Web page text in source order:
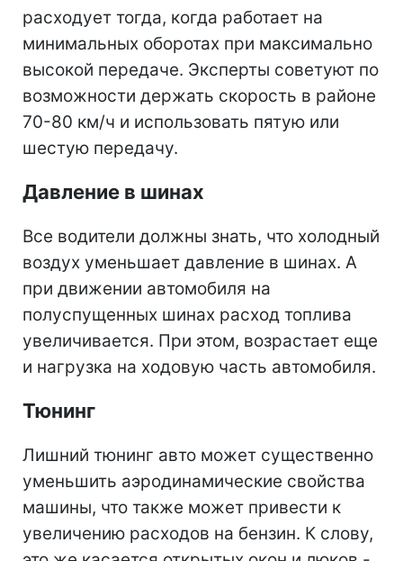
расходует тогда, когда работает на
минимальных оборотах при максимально
высокой передаче. Эксперты советуют по
возможности держать скорость в районе
70-80 км/ч и использовать пятую или
шестую передачу.
Давление в шинах
Все водители должны знать, что холодный
воздух уменьшает давление в шинах. А
при движении автомобиля на
полуспущенных шинах расход топлива
увеличивается. При этом, возрастает еще
и нагрузка на ходовую часть автомобиля.
Тюнинг
Лишний тюнинг авто может существенно
уменьшить аэродинамические свойства
машины, что также может привести к
увеличению расходов на бензин. К слову,